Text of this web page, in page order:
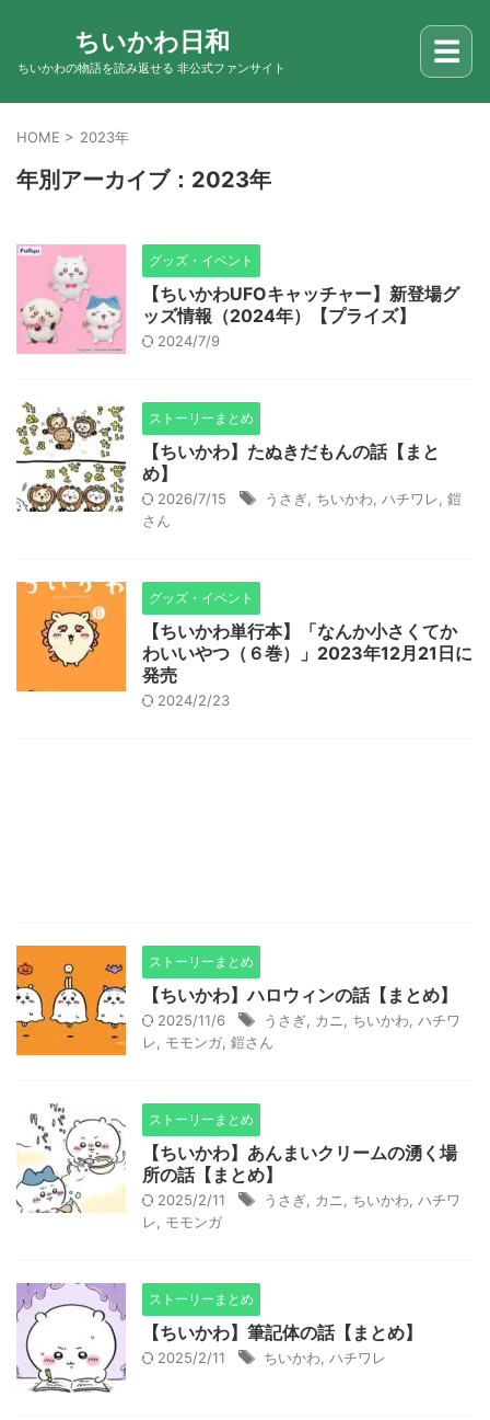
ちいかわ日和
ちいかわの物語を読み返せる 非公式ファンサイト ☰
HOME > 2023年
年別アーカイブ：2023年
グッズ・イベント
【ちいかわUFOキャッチャー】新登場グ
ッズ情報（2024年）【プライズ】
2024/7/9
ストーリーまとめ
【ちいかわ】たぬきだもんの話【まと
め】
2026/7/15 うさぎ ちいかわ ハチワレ 鎧
さん
グッズ・イベント
【ちいかわ単行本】「なんか小さくてか
わいいやつ（６巻）」2023年12月21日に
発売
2024/2/23
ストーリーまとめ
【ちいかわ】ハロウィンの話【まとめ】
2025/11/6 うさぎ カニ ちいかわ ハチワ
レ
モモンガ 鎧さん
ストーリーまとめ
【ちいかわ】あんまいクリームの湧く場
所の話【まとめ】
2025/2/11 うさぎ カニ ちいかわ ハチワ
レ
モモンガ
ストーリーまとめ
【ちいかわ】筆記体の話【まとめ】
2025/2/11 ちいかわ ハチワレ